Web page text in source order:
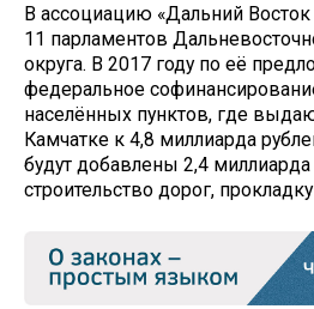
В ассоциацию «Дальний Восток
11 парламентов
округа. В 2017 году по её
федеральное
населённых пунктов, где
Камчатке к 4,8 миллиарда
будут добавлены 2,4
строительство дорог,